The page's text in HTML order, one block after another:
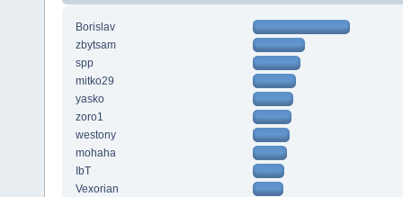
Borislav
zbytsam
spp
mitko29
yasko
zoro1
westony
mohaha
IbT
Vexorian